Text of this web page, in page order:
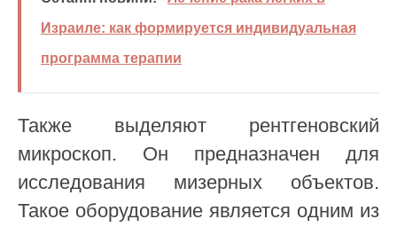
Израиле: как формируется индивидуальная
программа терапии
Также выделяют рентгеновский
микроскоп. Он предназначен для
исследования мизерных объектов.
Такое оборудование является одним из